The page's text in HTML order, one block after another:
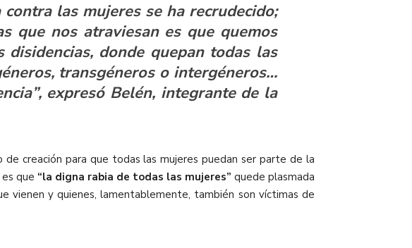
las mujeres se ha recrudecido;
que nos atraviesan es que quemos
donde quepan todas las
transgéneros o intergéneros…
expresó Belén, integrante de la
creación para que todas las mujeres puedan ser parte de la
que “la digna rabia de todas las mujeres” quede plasmada
vienen y quienes, lamentablemente, también son víctimas de